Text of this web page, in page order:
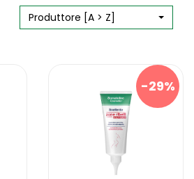
Produttore [A > Z]
29%